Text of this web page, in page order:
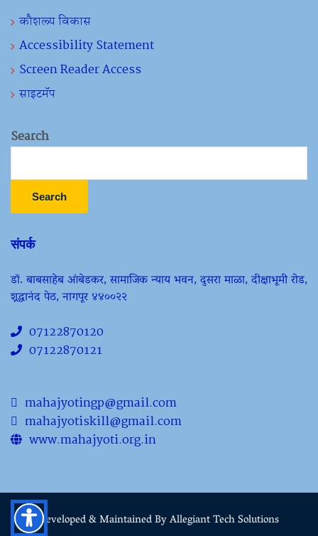
कौशल्य विकास
Accessibility Statement
Screen Reader Access
साइटमॅप
Search
Search
संपर्क
डॉ. बाबसाहेब आंबेडकर, सामाजिक न्याय भवन, दुसरा माळा, दीक्षाभूमी रोड,
श्रद्धानंद पेठ, नागपूर ४४००२२
07122870120
07122870121
mahajyotingp@gmail.com
mahajyotiskill@gmail.com
www.mahajyoti.org.in
Developed & Maintained By Allegiant Tech Solutions